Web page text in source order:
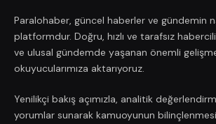
Paralohaber, güncel haberler ve gündemin
platformdur. Doğru, hızlı ve tarafsız
ve ulusal gündemde yaşanan önemli
okuyucularımıza aktarıyoruz.
Yenilikçi bakış açımızla, analitik
yorumlar sunarak kamuoyunun